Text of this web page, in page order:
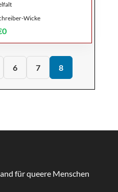
Wicke
6 7 8